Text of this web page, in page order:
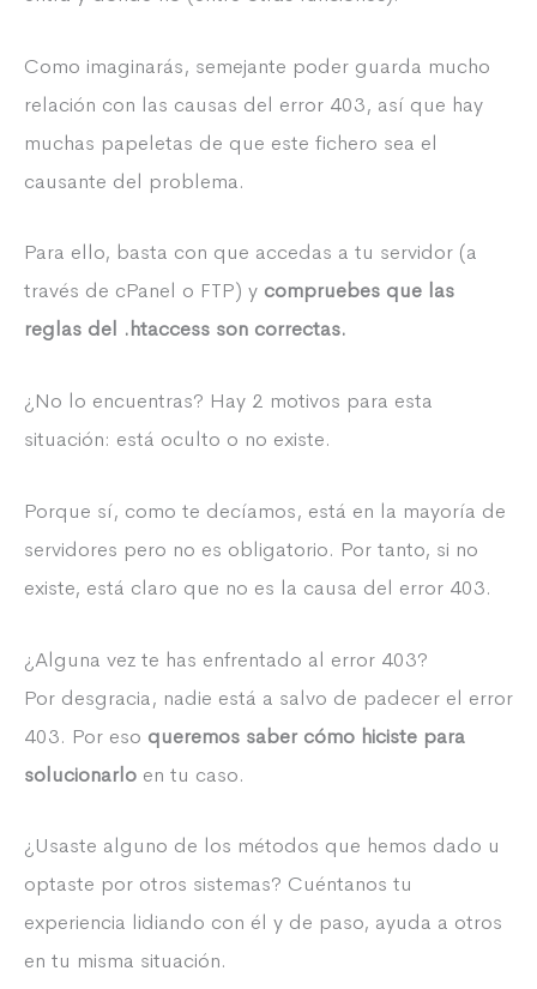
Como imaginarás, semejante poder guarda mucho
relación con las causas del error 403, así que hay
muchas papeletas de que este fichero sea el
causante del problema.
Para ello, basta con que accedas a tu servidor (a
través de cPanel o FTP) y compruebes que las
reglas del .htaccess son correctas.
¿No lo encuentras? Hay 2 motivos para esta
situación: está oculto o no existe.
Porque sí, como te decíamos, está en la mayoría de
servidores pero no es obligatorio. Por tanto, si no
existe, está claro que no es la causa del error 403.
¿Alguna vez te has enfrentado al error 403?
Por desgracia, nadie está a salvo de padecer el error
403. Por eso queremos saber cómo hiciste para
solucionarlo en tu caso.
¿Usaste alguno de los métodos que hemos dado u
optaste por otros sistemas? Cuéntanos tu
experiencia lidiando con él y de paso, ayuda a otros
en tu misma situación.